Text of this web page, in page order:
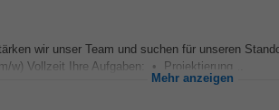
wir unser Team und suchen für unseren
w) Vollzeit Ihre Aufgaben: • Projektierung...
Mehr anzeigen